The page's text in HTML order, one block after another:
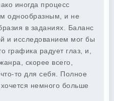
иногда процесс
однообразным, и не
в заданиях. Баланс
и исследованием мог бы
графика радует глаз, и,
скорее всего,
то для себя. Полное
немного больше